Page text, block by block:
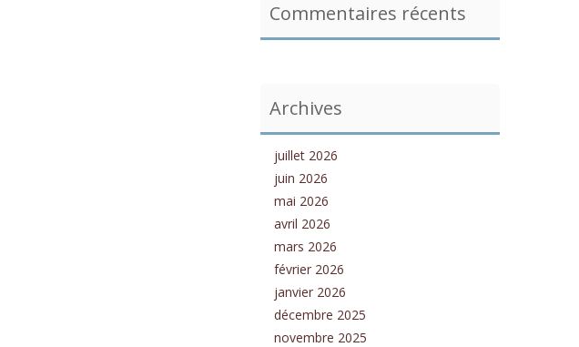
Commentaires récents
Archives
juillet 2026
juin 2026
mai 2026
avril 2026
mars 2026
février 2026
janvier 2026
décembre 2025
novembre 2025